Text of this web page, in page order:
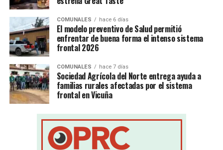
COMUNALES hace 6 días
El modelo preventivo de Salud permitió
enfrentar de buena forma el intenso sistema
frontal 2026
COMUNALES hace 7 días
Sociedad Agrícola del Norte entrega ayuda a
familias rurales afectadas por el sistema
frontal en Vicuña